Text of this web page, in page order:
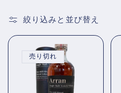
:
絞り込みと並び替え
売り切れ